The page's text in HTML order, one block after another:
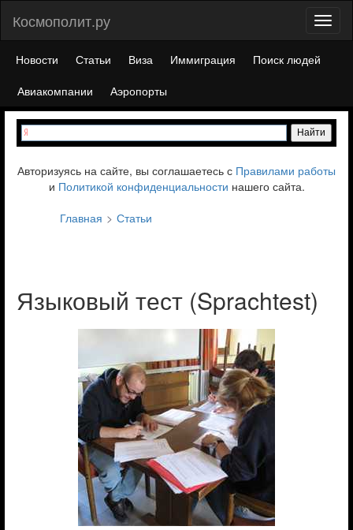
Космополит.ру
Новости Статьи Виза Иммиграция
Поиск людей
Авиакомпании
Аэропорты
Авторизуясь на сайте, вы соглашаетесь с Правилами работы
и Политикой конфиденциальности нашего сайта.
Главная
Статьи
Языковый тест (Sprachtest)